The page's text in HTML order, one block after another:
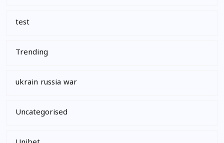
test
Trending
ukrain russia war
Uncategorised